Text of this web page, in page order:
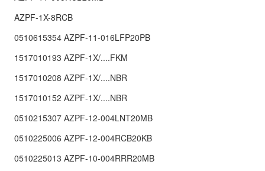
AZPF-1X-8RCB
0510615354 AZPF-11-016LFP20PB
1517010193 AZPF-1X/....FKM
1517010208 AZPF-1X/....NBR
1517010152 AZPF-1X/....NBR
0510215307 AZPF-12-004LNT20MB
0510225006 AZPF-12-004RCB20KB
0510225013 AZPF-10-004RRR20MB